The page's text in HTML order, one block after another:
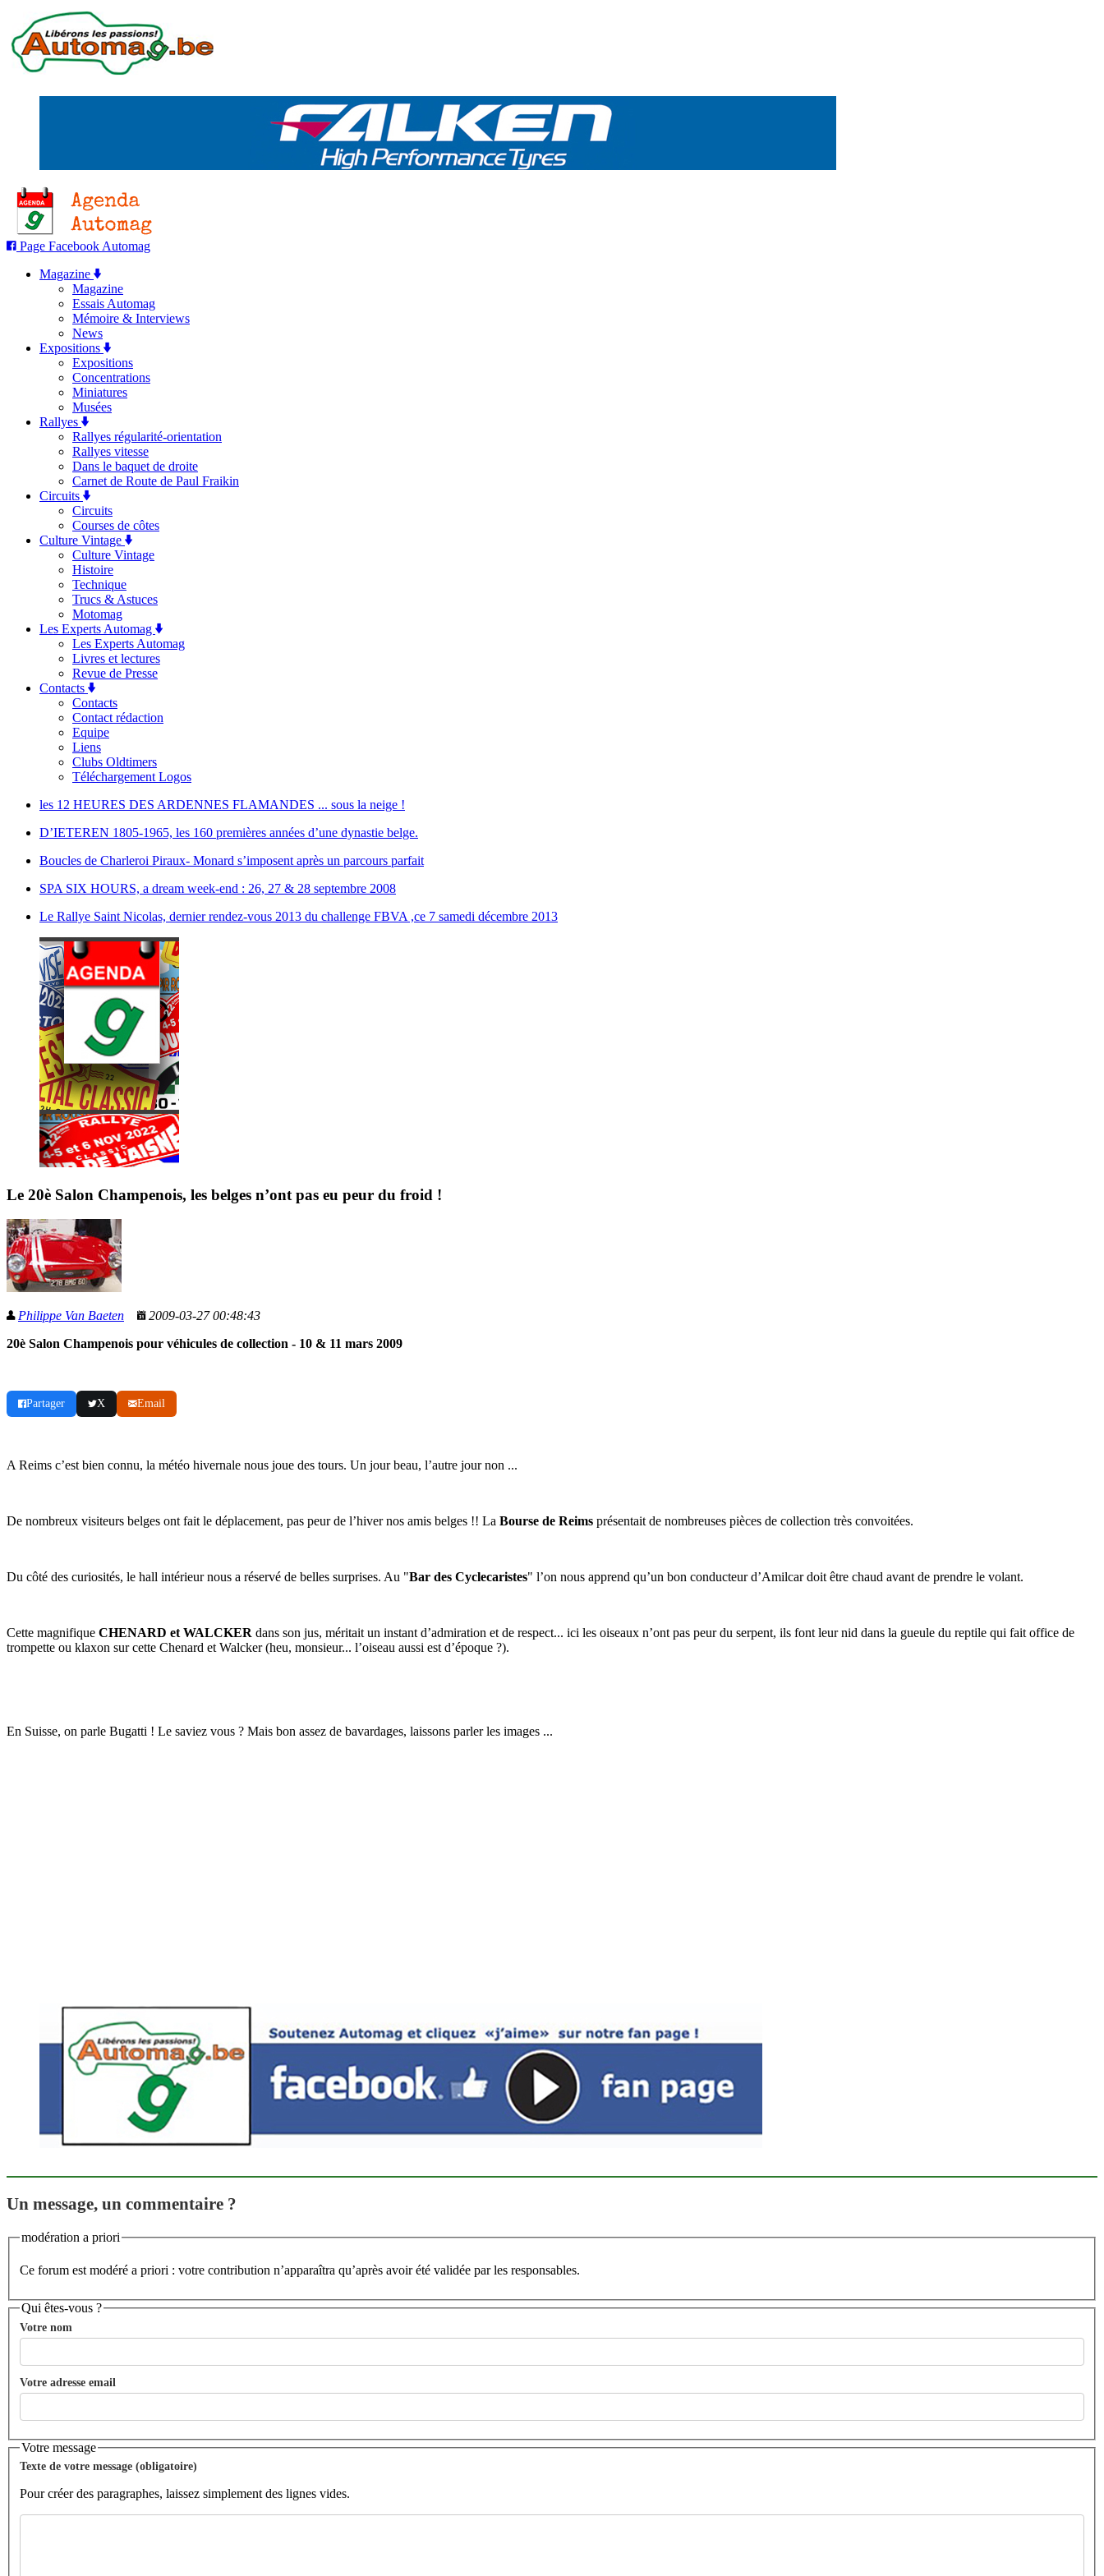
Page Facebook Automag
Magazine
Magazine
Essais Automag
Mémoire & Interviews
News
Expositions
Expositions
Concentrations
Miniatures
Musées
Rallyes
Rallyes régularité-orientation
Rallyes vitesse
Dans le baquet de droite
Carnet de Route de Paul Fraikin
Circuits
Circuits
Courses de côtes
Culture Vintage
Culture Vintage
Histoire
Technique
Trucs & Astuces
Motomag
Les Experts Automag
Les Experts Automag
Livres et lectures
Revue de Presse
Contacts
Contacts
Contact rédaction
Equipe
Liens
Clubs Oldtimers
Téléchargement Logos
les 12 HEURES DES ARDENNES FLAMANDES ... sous la neige !
D’IETEREN 1805-1965, les 160 premières années d’une dynastie belge.
Boucles de Charleroi Piraux- Monard s’imposent après un parcours parfait
SPA SIX HOURS, a dream week-end : 26, 27 & 28 septembre 2008
Le Rallye Saint Nicolas, dernier rendez-vous 2013 du challenge FBVA ,ce 7 samedi décembre 2013
Le 20è Salon Champenois, les belges n’ont pas eu peur du froid !
Philippe Van Baeten
2009-03-27 00:48:43
20è Salon Champenois pour véhicules de collection - 10 & 11 mars 2009
Partager X Email
A Reims c’est bien connu, la météo hivernale nous joue des tours. Un jour beau, l’autre jour non ...
De nombreux visiteurs belges ont fait le déplacement, pas peur de l’hiver nos amis belges !! La Bourse de Reims présentait de nombreuses pièces de collection très convoitées.
Du côté des curiosités, le hall intérieur nous a réservé de belles surprises. Au "Bar des Cyclecaristes" l’on nous apprend qu’un bon conducteur d’Amilcar doit être chaud avant de prendre le volant.
Cette magnifique CHENARD et WALCKER dans son jus, méritait un instant d’admiration et de respect... ici les oiseaux n’ont pas peur du serpent, ils font leur nid dans la gueule du reptile qui fait office de
trompette ou klaxon sur cette Chenard et Walcker (heu, monsieur... l’oiseau aussi est d’époque ?).
En Suisse, on parle Bugatti ! Le saviez vous ? Mais bon assez de bavardages, laissons parler les images ...
Un message, un commentaire ?
modération a priori
Ce forum est modéré a priori : votre contribution n’apparaîtra qu’après avoir été validée par les responsables.
Qui êtes-vous ?
Votre nom
Votre adresse email
Votre message
Texte de votre message (obligatoire)
Pour créer des paragraphes, laissez simplement des lignes vides.